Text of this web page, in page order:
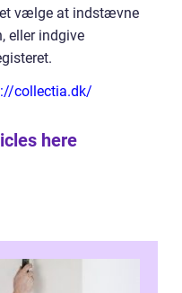
vælge at indstævne
eller indgive
collectia.dk/
here